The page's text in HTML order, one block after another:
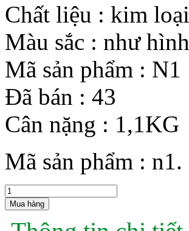
Chất liệu : kim loại
Màu sắc : như hình
Mã sản phẩm : N1
Đã bán : 43
Cân nặng : 1,1KG
Mã sản phẩm : n1.
Mua hàng